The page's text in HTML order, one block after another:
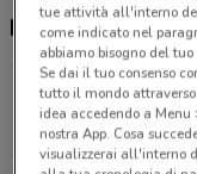
Negozi Tigotà
Via Dei
4.3 km
tue attività all'interno
come indicato nel
abbiamo bisogno del
Se dai il tuo consenso
tutto il mondo attraverso
idea accedendo a Menu
nostra App. Cosa
visualizzerai all'interno